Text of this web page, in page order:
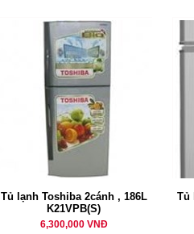
Tủ lạnh Toshiba 2cánh , 186L
K21VPB(S)
6,300,000 VNĐ
Tủ